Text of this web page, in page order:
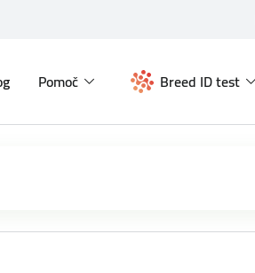
Pomoč Breed ID test